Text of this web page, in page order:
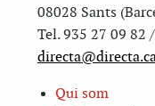
08028 Sants
Tel. 935 27 09 82
Qui som